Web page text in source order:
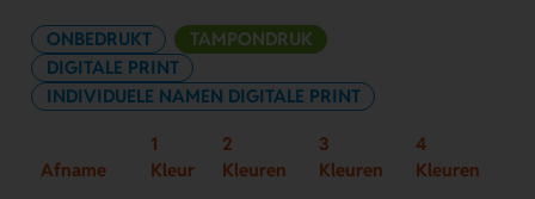
ONBEDRUKT
TAMPONDRUK
DIGITALE PRINT
INDIVIDUELE NAMEN DIGITALE PRINT
Afname
1
Kleur
2
Kleuren
3
Kleuren
4
Kleuren